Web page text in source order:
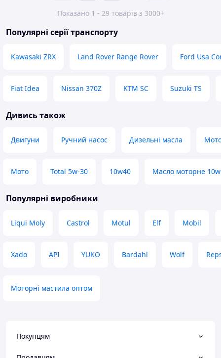
Показано 1 - 29 товарів з 3000+
Популярні серії транспорту
Kawasaki ZRX Land Rover Range Rover Ford Usa
Fiat Idea Nissan 370Z KTM SC Suzuki TS
Дивись також
Двигуни Ручний насос Дизельні масла
Мото Total 5w-30 10w40 Масло моторне
Популярні виробники
Liqui Moly Castrol Motul Elf Mobil
Xado API YUKO Bardahl Wolf
Моторні мастила оптом
Покупцям